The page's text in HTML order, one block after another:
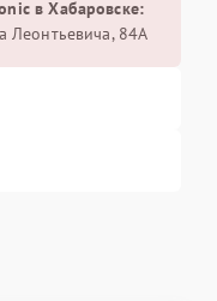
в Хабаровске:
Леонтьевича, 84А